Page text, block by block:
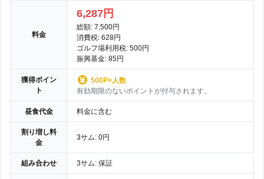
料金
6,287円
総額: 7,500円
消費税: 628円
ゴルフ場利用税: 500円
振興基金: 85円
獲得ポイン
ト
500P×人数
有効期限のないポイントが付与されます。
昼食代金 料金に含む
割り増し料
金
3サム: 0円
組み合わせ 3サム: 保証